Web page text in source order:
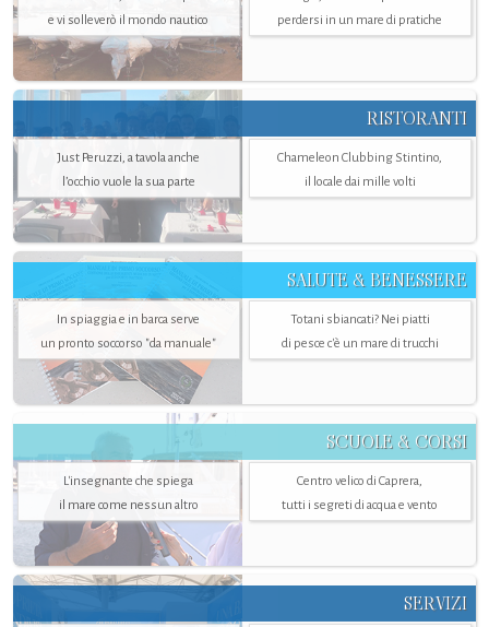
e vi solleverò il mondo nautico
perdersi in un mare di pratiche
RISTORANTI
Just Peruzzi, a tavola anche
l’occhio vuole la sua parte
Chameleon Clubbing Stintino,
il locale dai mille volti
SALUTE & BENESSERE
In spiaggia e in barca serve
un pronto soccorso "da manuale"
Totani sbiancati? Nei piatti
di pesce c'è un mare di trucchi
SCUOLE & CORSI
L'insegnante che spiega
il mare come nessun altro
Centro velico di Caprera,
tutti i segreti di acqua e vento
SERVIZI